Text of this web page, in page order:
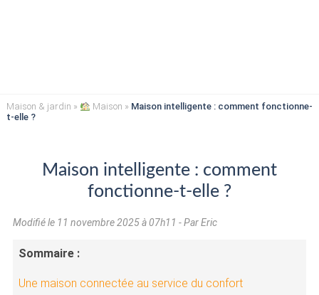
Maison & jardin » Maison » Maison intelligente : comment fonctionne-
t-elle ?
Maison intelligente : comment
fonctionne-t-elle ?
Modifié le 11 novembre 2025 à 07h11 - Par Eric
Sommaire :
Une maison connectée au service du confort